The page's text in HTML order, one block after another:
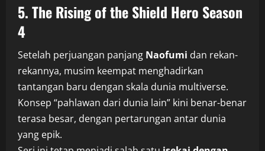
5. The Rising of the Shield Hero Season
4
Setelah perjuangan panjang Naofumi dan rekan-
rekannya, musim keempat menghadirkan
tantangan baru dengan skala dunia multiverse.
Konsep “pahlawan dari dunia lain” kini benar-benar
terasa besar, dengan pertarungan antar dunia
yang epik.